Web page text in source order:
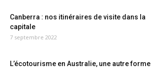
Canberra : nos itinéraires de visite dans la
capitale
7 septembre 2022
L’écotourisme en Australie, une autre forme